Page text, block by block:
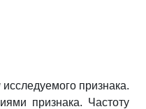
исследуемого признака.
признака. Частоту